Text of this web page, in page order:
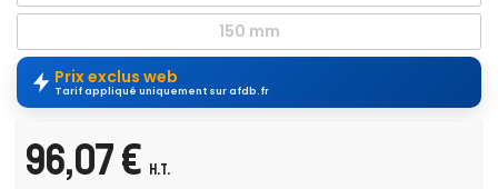
150 mm
Prix exclus web
Tarif appliqué uniquement sur afdb.fr
96,07 € H.T.